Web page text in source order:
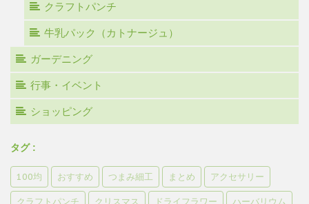
クラフトパンチ
牛乳パック（カトナージュ）
ガーデニング
行事・イベント
ショッピング
タグ :
100均 おすすめ つまみ細工 まとめ アクセサリー
クラフトパンチ クリスマス ドライフラワー ハーバリウム